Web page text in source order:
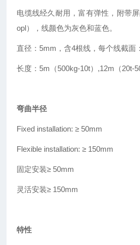
电缆线经久耐用，富有弹性，附带
opl），线颜色为灰色和蓝色。
直径：5mm，含4根线，每个线截面
长度：5m（500kg-10t） ,12m（20t-
弯曲半径
Fixed installation: ≥ 50mm
Flexible installation: ≥ 150mm
固定安装≥ 50mm
灵活安装≥ 150mm
特性